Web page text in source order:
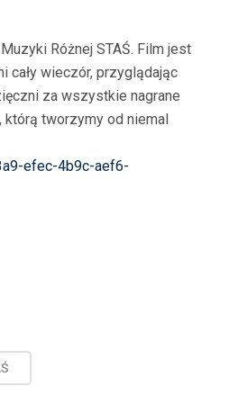
Różnej STAŚ. Film jest
cały wieczór, przyglądając
za wszystkie nagrane
którą tworzymy od niemal
efec-4b9c-aef6-